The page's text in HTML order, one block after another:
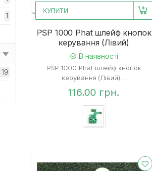
1
4
19
КУПИТИ
PSP 1000 Phat шлейф кнопок
керування (Лівий)
В наявності
PSP 1000 Phat шлейф кнопок
керування (Лівий)...
116.00 грн.